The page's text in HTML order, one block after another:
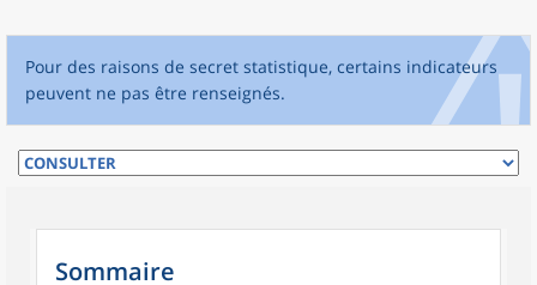
Pour des raisons de secret statistique, certains indicateurs
peuvent ne pas être renseignés.
Sommaire